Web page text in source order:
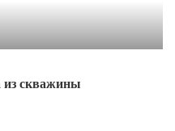
из скважины